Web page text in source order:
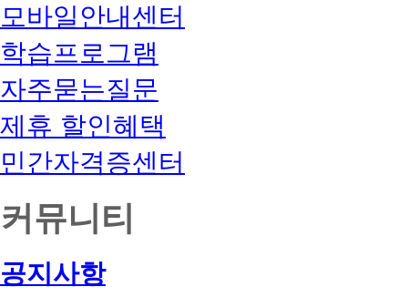
모바일안내센터
학습프로그램
자주묻는질문
제휴 할인혜택
민간자격증센터
커뮤니티
공지사항